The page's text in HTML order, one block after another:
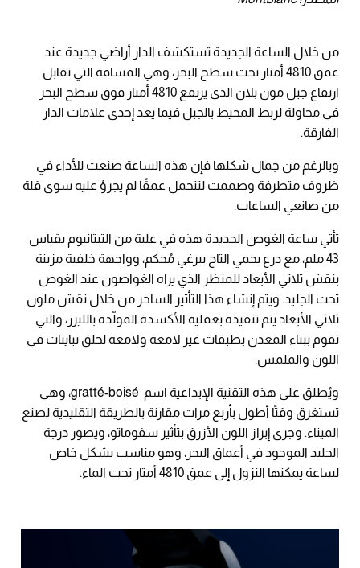
من خلال الساعة الجديدة تستكشف الدار أراضي جديدة عند
عمق 4810 أمتار تحت سطح البحر، وهي المسافة التي تقابل
ارتفاع جبل مون بلان الذي يرتفع 4810 أمتار فوق سطح البحر
في محاولة لربط المحيط بالجبل فيما يعد إحدى علامات الدار
الفارقة.
وبالرغم من جمال شكلها فإن هذه الساعة صنعت للأداء في
ظروف متطرفة وصممت لتتحمل عمقًا لم يجرؤ عليه سوى قلة
من صانعي الساعات.
تأتي ساعة الغوص الجديدة هذه في علبة من التيتانيوم بقياس
43 ملم، مع درع يحمي التاج ببرغي مُحكم، وواجهة خلفية مزينة
بنقش ثلاثي الأبعاد للمنظر الذي يراه الغواصون عند الغوص
تحت الجليد. ويتم إنشاء هذا التأثير الساحر من خلال نقش ملون
ثلاثي الأبعاد يتم تنفيذه بعملية الأكسدة المولّدة بالليزر، والتي
تقوم ببناء المعدن بطبقات غير لامعة ولامعة لخلق تباينات في
اللون والملمس.
ويُطلق على هذه التقنية الإبداعية اسم gratté-boisé، وهي
تستغرق وقتًا أطول بأربع مرات مقارنة بالطريقة التقليدية لصنع
الميناء. وجرى إبراز اللون الأزرق بتأثير سفوماتو، ويصور درجة
الجليد الموجود في أعماق البحر، وهو مناسب بشكل خاص
لساعة يمكنها النزول إلى عمق 4810 أمتار تحت الماء.